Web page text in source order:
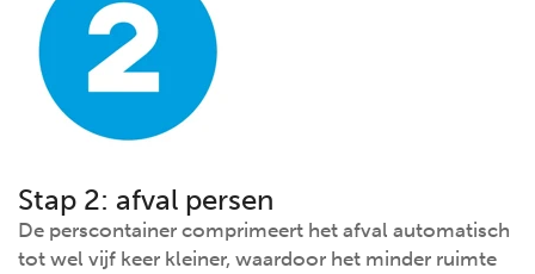
Stap 2: afval persen
De perscontainer comprimeert het afval automatisch
tot wel vijf keer kleiner, waardoor het minder ruimte